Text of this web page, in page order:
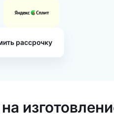
рассрочку